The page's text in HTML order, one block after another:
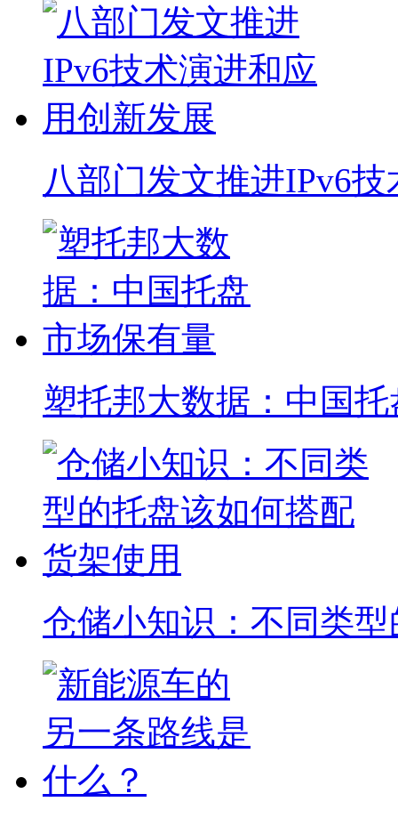
八部门发文推进IPv6
塑托邦大数据：中国
仓储小知识：不同类